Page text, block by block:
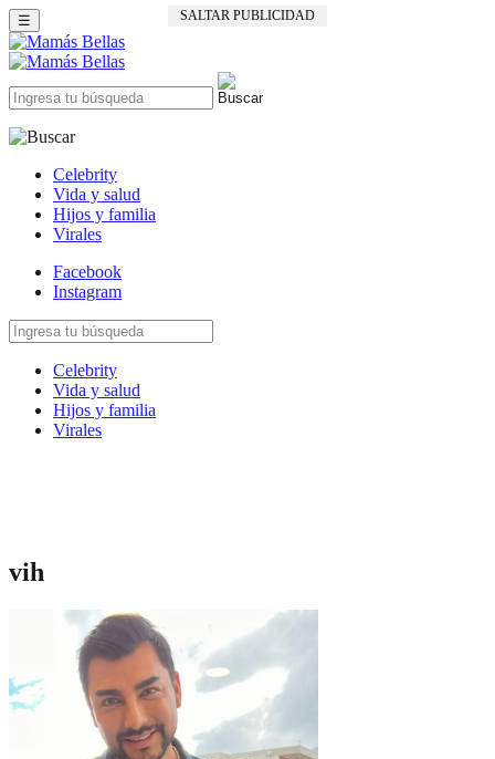
SALTAR PUBLICIDAD
☰
Celebrity
Vida y salud
Hijos y familia
Virales
Facebook
Instagram
Celebrity
Vida y salud
Hijos y familia
Virales
vih